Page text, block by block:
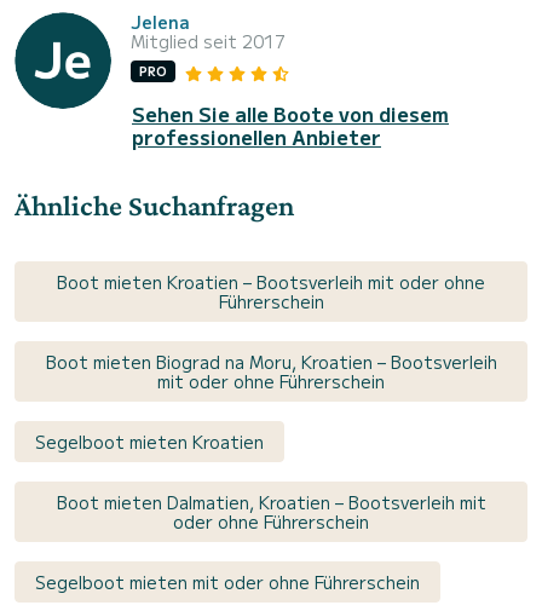
Jelena
Mitglied seit 2017
PRO
Sehen Sie alle Boote von diesem
professionellen Anbieter
Ähnliche Suchanfragen
Boot mieten Kroatien – Bootsverleih mit oder ohne
Führerschein
Boot mieten Biograd na Moru, Kroatien – Bootsverleih
mit oder ohne Führerschein
Segelboot mieten Kroatien
Boot mieten Dalmatien, Kroatien – Bootsverleih mit
oder ohne Führerschein
Segelboot mieten mit oder ohne Führerschein